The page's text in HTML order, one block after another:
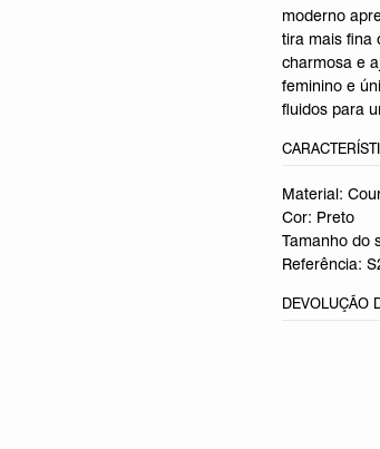
moderno
tira mais fina
charmosa e
feminino e
fluidos para
Material:
Cor: Preto
Tamanho do
Referência:
DEVOLUÇÃO